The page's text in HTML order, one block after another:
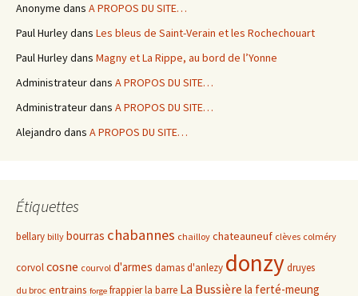
Anonyme dans A PROPOS DU SITE…
Paul Hurleydans Les bleus de Saint-Verain et les Rochechouart
Paul Hurleydans Magny et La Rippe, au bord de l’Yonne
Administrateurdans A PROPOS DU SITE…
Administrateurdans A PROPOS DU SITE…
Alejandro dans A PROPOS DU SITE…
Étiquettes
bellary billy bourras chabannes chailloy chateauneuf clèves colméry
corvolcosne courvol d'armes damas d'anlezy donzydruyes
du broc entrains forge frappierla barre La Bussière la ferté-meung